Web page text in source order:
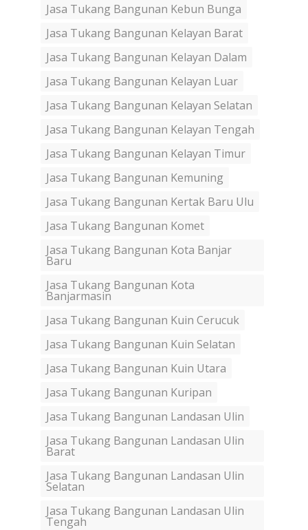
Jasa Tukang Bangunan Kebun Bunga
Jasa Tukang Bangunan Kelayan Barat
Jasa Tukang Bangunan Kelayan Dalam
Jasa Tukang Bangunan Kelayan Luar
Jasa Tukang Bangunan Kelayan Selatan
Jasa Tukang Bangunan Kelayan Tengah
Jasa Tukang Bangunan Kelayan Timur
Jasa Tukang Bangunan Kemuning
Jasa Tukang Bangunan Kertak Baru Ulu
Jasa Tukang Bangunan Komet
Jasa Tukang Bangunan Kota Banjar
Baru
Jasa Tukang Bangunan Kota
Banjarmasin
Jasa Tukang Bangunan Kuin Cerucuk
Jasa Tukang Bangunan Kuin Selatan
Jasa Tukang Bangunan Kuin Utara
Jasa Tukang Bangunan Kuripan
Jasa Tukang Bangunan Landasan Ulin
Jasa Tukang Bangunan Landasan Ulin
Barat
Jasa Tukang Bangunan Landasan Ulin
Selatan
Jasa Tukang Bangunan Landasan Ulin
Tengah